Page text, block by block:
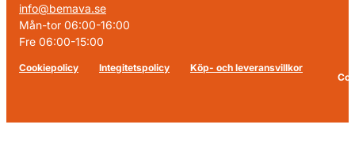
info@bemava.se
Mån-tor 06:00-16:00
Fre 06:00-15:00
Cookiepolicy Integitetspolicy
Köp- och leveransvillkor